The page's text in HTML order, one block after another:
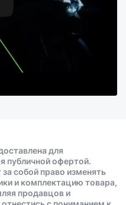
для
публичной офертой.
собой право изменять
и комплектацию товара,
продавцов и